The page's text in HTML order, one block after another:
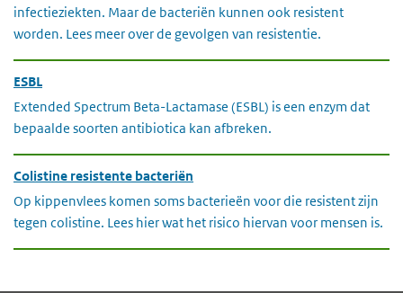
infectieziekten. Maar de bacteriën kunnen ook resistent
worden. Lees meer over de gevolgen van resistentie.
ESBL
Extended Spectrum Beta-Lactamase (ESBL) is een enzym dat
bepaalde soorten antibiotica kan afbreken.
Colistine resistente bacteriën
Op kippenvlees komen soms bacterieën voor die resistent zijn
tegen colistine. Lees hier wat het risico hiervan voor mensen is.